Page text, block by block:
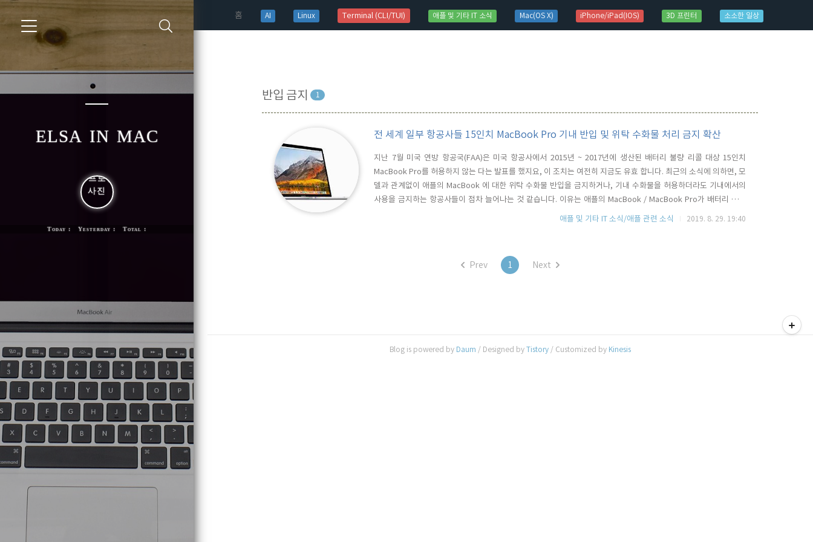
홈(current)
AI Linux Terminal (CLI/TUI) 애플 및 기타 IT 소식 Mac(OS X) iPhone/iPad(IOS) 3D 프린터 소소한 일상
elsa in mac
Today : Yesterday : Total :
반입 금지 1
전 세계 일부 항공사들 15인치 MacBook Pro 기내 반입 및 위탁 수화물 처리 금지 확산
지난 7월 미국 연방 항공국(FAA)은 미국 항공사에서 2015년 ~ 2017년에 생산된 배터리 불량 리콜 대상 15인치
MacBook Pro를 허용하지 않는 다는 발표를 했지요, 이 조치는 여전히 지금도 유효 합니다. 최근의 소식에 의하면, 모
델과 관계없이 애플의 MacBook 에 대한 위탁 수화물 반입을 금지하거나, 기내 수화물을 허용하더라도 기내에서의
사용을 금지하는 항공사들이 점차 늘어나는 것 같습니다. 이유는 애플의 MacBook / MacBook Pro가 배터리 교체
리콜 대상여부와 관계없이 전 모델이 육안으로 식별하기 어려울 정도로 외관이 유사하기 때문이라고 합니다. Virgin
애플 및 기타 IT 소식/애플 관련 소식 2019. 8. 29. 19:40
Prev 1 Next
Blog is powered by Daum / Designed by Tistory/ Customized by Kinesis